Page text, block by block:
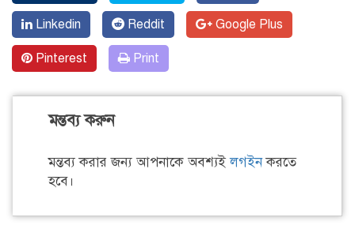
Linkedin Reddit Google Plus
Pinterest Print
মন্তব্য করুন
মন্তব্য করার জন্য আপনাকে অবশ্যইলগইনকরতে
হবে।